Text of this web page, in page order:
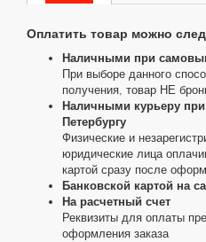
Оплатить товар можно
Наличными при
При выборе данного
получения, товар НЕ
Наличными курьеру при
Петербургу
Физические и
юридические лица
картой сразу после
Банковской картой на
На расчетный счет
Реквизиты для оплаты
оформления заказа